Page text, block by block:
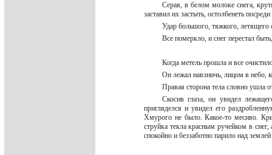
Серая, в белом молоке снега,
заставил их застыть, остолбенеть
Удар большого, тяжкого, летящего
Все померкло, и снег перестал
Когда метель прошла и все
Он лежал навзничь, лицом в небо,
Правая сторона тела словно ушла
Скосив глаза, он увидел
пригляделся и увидел его
Хмурого не было. Какое-то месиво.
струйка текла красным ручейком в
спокойно и беззаботно парило над